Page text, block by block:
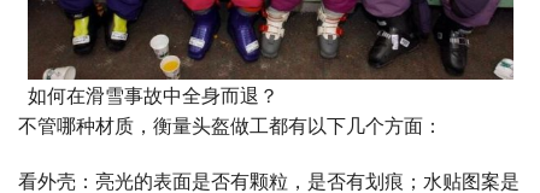
如何在滑雪事故中全身而退？
不管哪种材质，衡量头盔做工都有以下几个方面：
看外壳：亮光的表面是否有颗粒，是否有划痕；水贴图案是